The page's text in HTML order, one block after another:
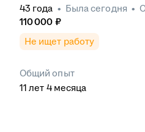
43 года • Быласегодня •
110 000 ₽
Не ищет работу
Общий опыт
11 лет 4 месяца